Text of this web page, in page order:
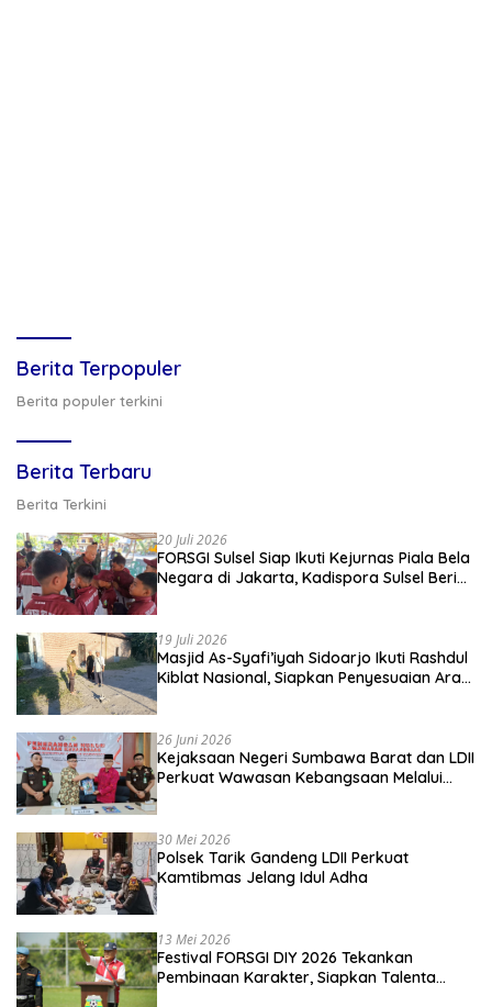
Berita Terpopuler
Berita populer terkini
Berita Terbaru
Berita Terkini
20 Juli 2026
FORSGI Sulsel Siap Ikuti Kejurnas Piala Bela
Negara di Jakarta, Kadispora Sulsel Beri
19 Juli 2026
Masjid As-Syafi’iyah Sidoarjo Ikuti Rashdul
Kiblat Nasional, Siapkan Penyesuaian Arah
26 Juni 2026
Kejaksaan Negeri Sumbawa Barat dan LDII
Perkuat Wawasan Kebangsaan Melalui
30 Mei 2026
Polsek Tarik Gandeng LDII Perkuat
Kamtibmas Jelang Idul Adha
13 Mei 2026
Festival FORSGI DIY 2026 Tekankan
Pembinaan Karakter, Siapkan Talenta